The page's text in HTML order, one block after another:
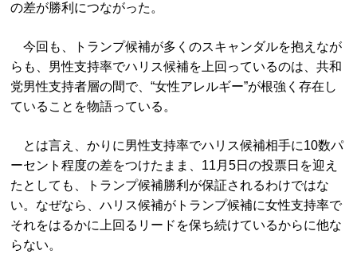
の差が勝利につながった。
今回も、トランプ候補が多くのスキャンダルを抱えなが
らも、男性支持率でハリス候補を上回っているのは、共和
党男性支持者層の間で、“女性アレルギー”が根強く存在し
ていることを物語っている。
とは言え、かりに男性支持率でハリス候補相手に10数パ
ーセント程度の差をつけたまま、11月5日の投票日を迎え
たとしても、トランプ候補勝利が保証されるわけではな
い。なぜなら、ハリス候補がトランプ候補に女性支持率で
それをはるかに上回るリードを保ち続けているからに他な
らない。